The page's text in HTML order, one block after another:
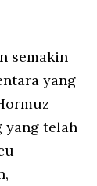
semakin
yang
yang telah